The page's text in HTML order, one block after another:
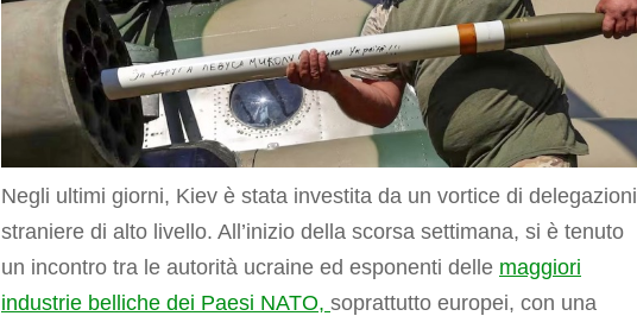
Negli ultimi giorni, Kiev è stata investita da un vortice di delegazioni
straniere di alto livello. All’inizio della scorsa settimana, si è tenuto
un incontro tra le autorità ucraine ed esponenti delle maggiori
industrie belliche dei Paesi NATO, soprattutto europei, con una